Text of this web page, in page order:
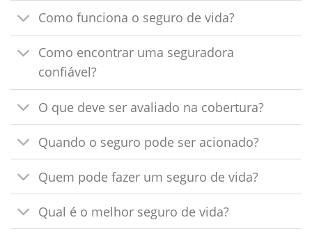
Como funciona o seguro de vida?
Como encontrar uma seguradora
confiável?
O que deve ser avaliado na cobertura?
Quando o seguro pode ser acionado?
Quem pode fazer um seguro de vida?
Qual é o melhor seguro de vida?